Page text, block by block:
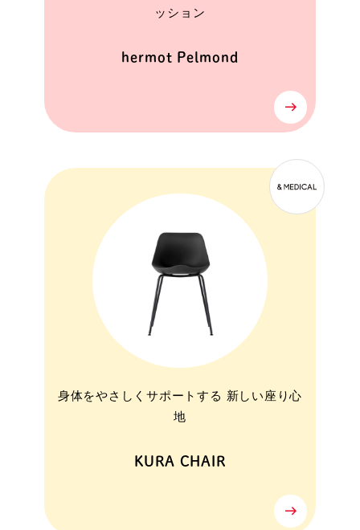
ッション
hermot Pelmond
身体をやさしくサポートする 新しい座り心
地
KURA CHAIR